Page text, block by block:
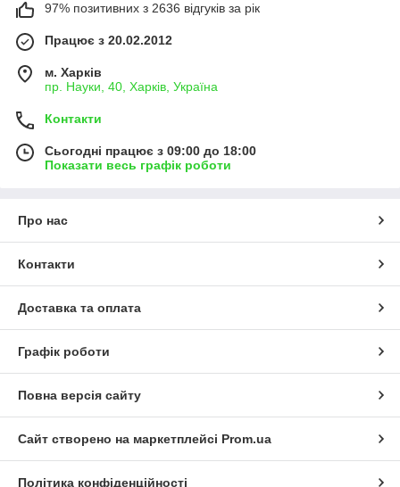
97% позитивних з 2636 відгуків за рік
Працює з 20.02.2012
м. Харків
пр. Науки, 40, Харків, Україна
Контакти
Сьогодні працює з 09:00 до 18:00
Показати весь графік роботи
Про нас
Контакти
Доставка та оплата
Графік роботи
Повна версія сайту
Сайт створено на маркетплейсі Prom.ua
Політика конфіденційності